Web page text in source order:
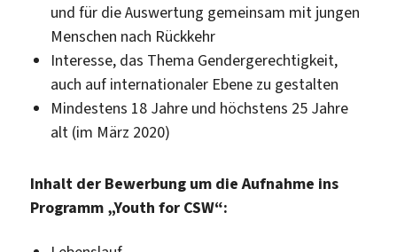
und für die Auswertung gemeinsam mit jungen
Menschen nach Rückkehr
Interesse, das Thema Gendergerechtigkeit,
auch auf internationaler Ebene zu gestalten
Mindestens 18 Jahre und höchstens 25 Jahre
alt (im März 2020)
Inhalt der Bewerbung um die Aufnahme ins
Programm „Youth for CSW“: